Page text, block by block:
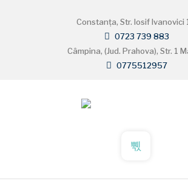
Constanța, Str. Iosif Ivanovici
0723 739 883
Câmpina, (Jud. Prahova), Str. 1
0775512957